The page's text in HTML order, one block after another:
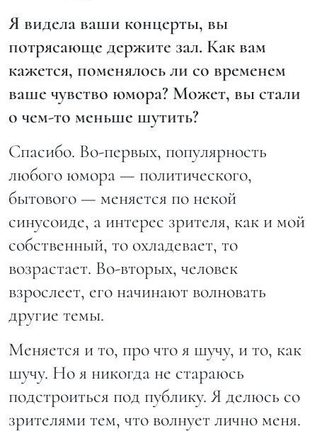
Я видела ваши концерты, вы
потрясающе держите зал. Как вам
кажется, поменялось ли со временем
ваше чувство юмора? Может, вы стали
о чем-то меньше шутить?
Спасибо. Во-первых, популярность
любого юмора — политического,
бытового — меняется по некой
синусоиде, а интерес зрителя, как и мой
собственный, то охладевает, то
возрастает. Во-вторых, человек
взрослеет, его начинают волновать
другие темы.
Меняется и то, про что я шучу, и то, как
шучу. Но я никогда не стараюсь
подстроиться под публику. Я делюсь со
зрителями тем, что волнует лично меня.